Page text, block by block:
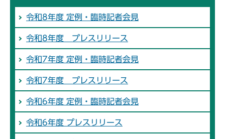
令和8年度 定例・臨時記者会見
令和8年度 プレスリリース
令和7年度 定例・臨時記者会見
令和7年度 プレスリリース
令和6年度 定例・臨時記者会見
令和6年度 プレスリリース